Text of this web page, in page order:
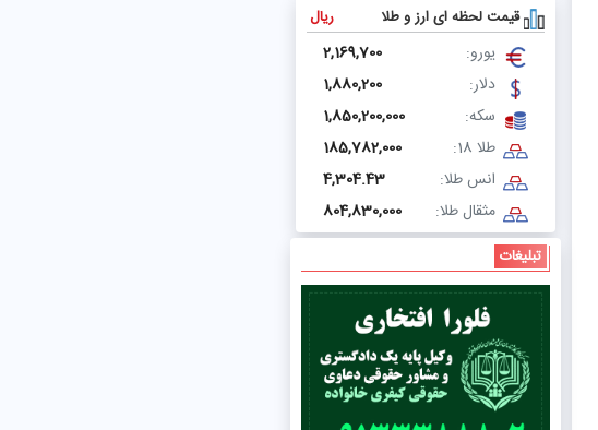
قیمت لحظه ای ارز و طلا ریال
یورو:
2,169,700
دلار:
1,880,200
سکه:
1,850,200,000
طلا 18:
185,782,000
انس طلا:
4,304.43
مثقال طلا:
804,830,000
تبلیغات